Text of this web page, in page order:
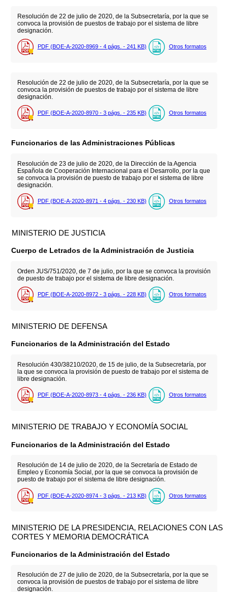
Resolución de 22 de julio de 2020, de la Subsecretaría, por la que se
convoca la provisión de puestos de trabajo por el sistema de libre
designación.
PDF (BOE-A-2020-8969 - 4 págs. - 241 KB) Otros formatos
Resolución de 22 de julio de 2020, de la Subsecretaría, por la que se
convoca la provisión de puestos de trabajo por el sistema de libre
designación.
PDF (BOE-A-2020-8970 - 3 págs. - 235 KB) Otros formatos
Funcionarios de las Administraciones Públicas
Resolución de 23 de julio de 2020, de la Dirección de la Agencia
Española de Cooperación Internacional para el Desarrollo, por la que
se convoca la provisión de puesto de trabajo por el sistema de libre
designación.
PDF (BOE-A-2020-8971 - 4 págs. - 230 KB) Otros formatos
MINISTERIO DE JUSTICIA
Cuerpo de Letrados de la Administración de Justicia
Orden JUS/751/2020, de 7 de julio, por la que se convoca la provisión
de puesto de trabajo por el sistema de libre designación.
PDF (BOE-A-2020-8972 - 3 págs. - 228 KB) Otros formatos
MINISTERIO DE DEFENSA
Funcionarios de la Administración del Estado
Resolución 430/38210/2020, de 15 de julio, de la Subsecretaría, por
la que se convoca la provisión de puesto de trabajo por el sistema de
libre designación.
PDF (BOE-A-2020-8973 - 4 págs. - 236 KB) Otros formatos
MINISTERIO DE TRABAJO Y ECONOMÍA SOCIAL
Funcionarios de la Administración del Estado
Resolución de 14 de julio de 2020, de la Secretaría de Estado de
Empleo y Economía Social, por la que se convoca la provisión de
puesto de trabajo por el sistema de libre designación.
PDF (BOE-A-2020-8974 - 3 págs. - 213 KB) Otros formatos
MINISTERIO DE LA PRESIDENCIA, RELACIONES CON LAS
CORTES Y MEMORIA DEMOCRÁTICA
Funcionarios de la Administración del Estado
Resolución de 27 de julio de 2020, de la Subsecretaría, por la que se
convoca la provisión de puestos de trabajo por el sistema de libre
designación.